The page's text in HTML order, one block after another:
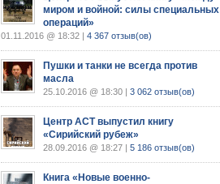
миром и войной: силы специальных
операций»
01.11.2016 @ 18:32 | 4 367 отзыв(ов)
Пушки и танки не всегда против
масла
25.10.2016 @ 18:30 | 3 062 отзыв(ов)
Центр АСТ выпустил книгу
«Сирийский рубеж»
28.09.2016 @ 18:27 | 5 186 отзыв(ов)
Книга «Новые военно-